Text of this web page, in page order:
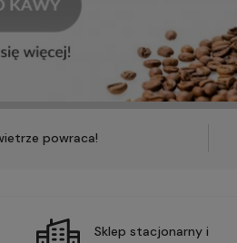
powraca!
Sklep stacjonarny i